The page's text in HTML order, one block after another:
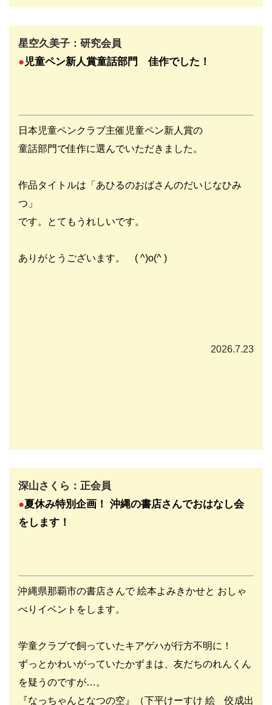
星空久美子：研究会員
●児童ペン新人賞童話部門 佳作でした ！
日本児童ペンクラブ主催児童ペン新人賞の
童話部門で佳作に選んでいただきました。
作品タイトルは「あひるのおばさんのだいじなひみ
つ」
です。とてもうれしいです。
ありがとうございます。 ( ^)o(^ )
2026.7.23
深山さくら：正会員
●夏休み特別企画！ 沖縄の書店さんでおはなし会
をします ！
沖縄県那覇市の書店さんで 絵本よみきかせと おしゃ
べりイベントをします。
学童クラブで飼っていたキアゲハが行方不明に！
ずっとかわいがっていたかずまは、友だちのれんくん
を疑うのですが…。
『なっちゃんとなつの空』（下平けーすけ 絵 佼成出